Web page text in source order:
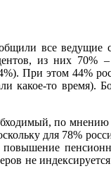
все
из них
этом 44%
какое-то
по
для 78%
не